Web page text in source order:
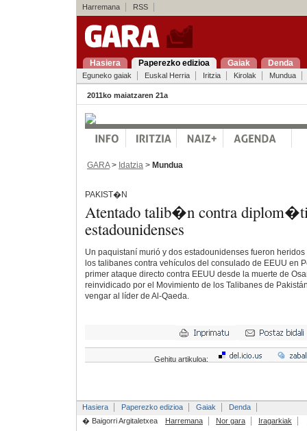
Harremana RSS
Hasiera Paperezko edizioa Gaiak Denda
Eguneko gaiak Euskal Herria Iritzia Kirolak Mundua
2011ko maiatzaren 21a
GARA> Idatzia > Mundua
PAKIST�N
Atentado talib�n contra
estadounidenses
Un paquistaní murió y dos estadounidenses fueron
los talibanes contra vehículos del consulado de EEUU en
primer ataque directo contra EEUU desde la muerte de
reinvidicado por el Movimiento de los Talibanes de
vengar al líder de Al-Qaeda.
Gehitu artikuloa:
Hasiera Paperezko edizioa Gaiak
Denda
� Baigorri Argitaletxea
Harremana Nor gara Iragarkiak